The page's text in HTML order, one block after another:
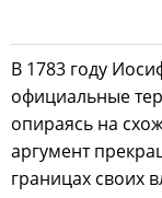
В 1783 году
официальные
опираясь на
аргумент
границах своих